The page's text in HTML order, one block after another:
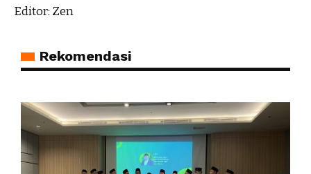
Editor: Zen
Rekomendasi